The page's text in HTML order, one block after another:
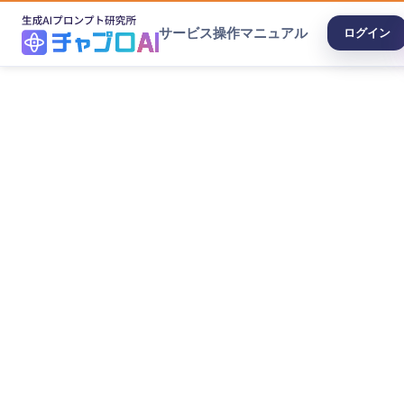
サービス操作マニュアル ログイン